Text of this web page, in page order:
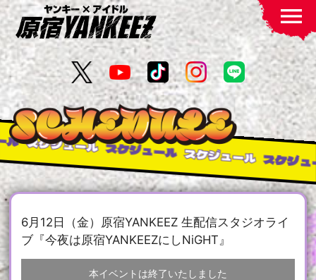
menu
スケジュール スケジュール スケジュール スケジュ
6月12日（金）原宿YANKEEZ 生配信スタジオライ
ブ『今夜は原宿YANKEEZにしNiGHT』
本イベントは終了いたしました